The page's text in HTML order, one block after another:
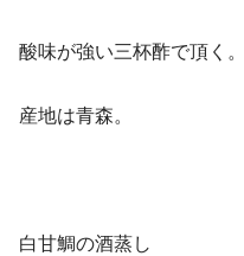
酸味が強い三杯酢で頂く。
産地は青森。
白甘鯛の酒蒸し